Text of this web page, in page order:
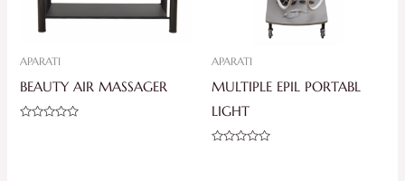
APARATI
BEAUTY AIR MASSAGER
APARATI
MULTIPLE EPIL PORTABL
LIGHT